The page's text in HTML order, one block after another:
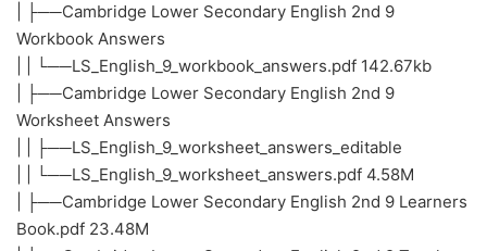
| ├──Cambridge Lower Secondary English 2nd 9
Workbook Answers
| | └──LS_English_9_workbook_answers.pdf 142.67kb
| ├──Cambridge Lower Secondary English 2nd 9
Worksheet Answers
| | ├──LS_English_9_worksheet_answers_editable
| | └──LS_English_9_worksheet_answers.pdf 4.58M
| ├──Cambridge Lower Secondary English 2nd 9 Learners
Book.pdf 23.48M